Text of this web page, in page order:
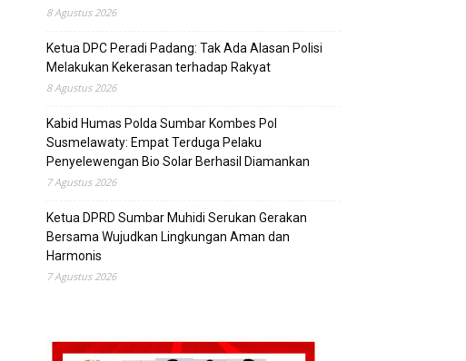
8 Agustus 2026
Ketua DPC Peradi Padang: Tak Ada Alasan Polisi
Melakukan Kekerasan terhadap Rakyat
8 Agustus 2026
Kabid Humas Polda Sumbar Kombes Pol
Susmelawaty: Empat Terduga Pelaku
Penyelewengan Bio Solar Berhasil Diamankan
7 Agustus 2026
Ketua DPRD Sumbar Muhidi Serukan Gerakan
Bersama Wujudkan Lingkungan Aman dan
Harmonis
7 Agustus 2026